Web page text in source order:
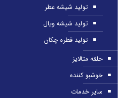
تولید شیشه عطر
تولید شیشه ویال
تولید قطره چکان
حلقه متالایز
خوشبو کننده
سایر خدمات